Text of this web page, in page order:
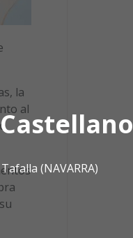
Castellano
(NAVARRA)
la
al